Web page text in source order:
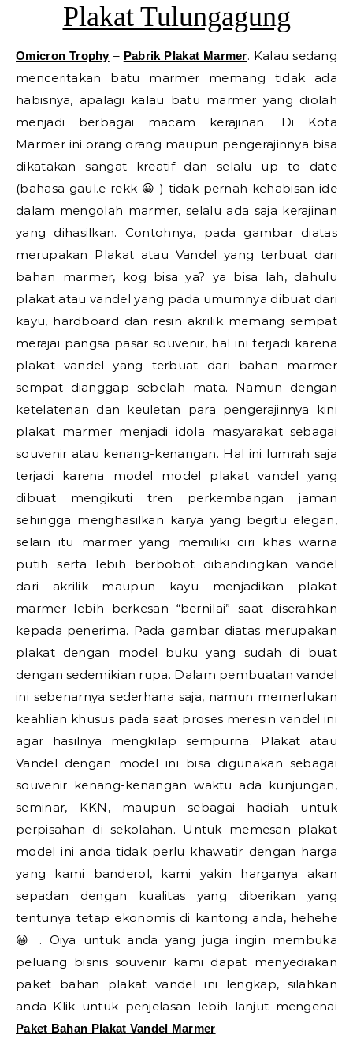
Plakat Tulungagung
Omicron Trophy– Pabrik Plakat Marmer. Kalau sedang
menceritakan batu marmer memang tidak ada
habisnya, apalagi kalau batu marmer yang diolah
menjadi berbagai macam kerajinan. Di Kota
Marmer ini orang orang maupun pengerajinnya bisa
dikatakan sangat kreatif dan selalu up to date
(bahasa gaul.e rekk 😀 ) tidak pernah kehabisan ide
dalam mengolah marmer, selalu ada saja kerajinan
yang dihasilkan. Contohnya, pada gambar diatas
merupakan Plakat atau Vandel yang terbuat dari
bahan marmer, kog bisa ya? ya bisa lah, dahulu
plakat atau vandel yang pada umumnya dibuat dari
kayu, hardboard dan resin akrilik memang sempat
merajai pangsa pasar souvenir, hal ini terjadi karena
plakat vandel yang terbuat dari bahan marmer
sempat dianggap sebelah mata. Namun dengan
ketelatenan dan keuletan para pengerajinnya kini
plakat marmer menjadi idola masyarakat sebagai
souvenir atau kenang-kenangan. Hal ini lumrah saja
terjadi karena model model plakat vandel yang
dibuat mengikuti tren perkembangan jaman
sehingga menghasilkan karya yang begitu elegan,
selain itu marmer yang memiliki ciri khas warna
putih serta lebih berbobot dibandingkan vandel
dari akrilik maupun kayu menjadikan plakat
marmer lebih berkesan “bernilai” saat diserahkan
kepada penerima. Pada gambar diatas merupakan
plakat dengan model buku yang sudah di buat
dengan sedemikian rupa. Dalam pembuatan vandel
ini sebenarnya sederhana saja, namun memerlukan
keahlian khusus pada saat proses meresin vandel ini
agar hasilnya mengkilap sempurna. Plakat atau
Vandel dengan model ini bisa digunakan sebagai
souvenir kenang-kenangan waktu ada kunjungan,
seminar, KKN, maupun sebagai hadiah untuk
perpisahan di sekolahan. Untuk memesan plakat
model ini anda tidak perlu khawatir dengan harga
yang kami banderol, kami yakin harganya akan
sepadan dengan kualitas yang diberikan yang
tentunya tetap ekonomis di kantong anda, hehehe
😀 . Oiya untuk anda yang juga ingin membuka
peluang bisnis souvenir kami dapat menyediakan
paket bahan plakat vandel ini lengkap, silahkan
anda Klik untuk penjelasan lebih lanjut mengenai
Paket Bahan Plakat Vandel Marmer.